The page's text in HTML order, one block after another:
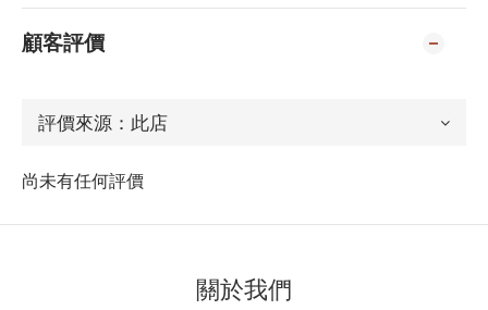
顧客評價
尚未有任何評價
關於我們